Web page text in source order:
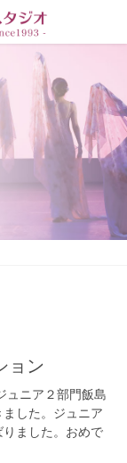
ョン
ニア２部門飯島
した。ジュニア
ました。おめで